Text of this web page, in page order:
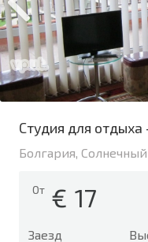
Студия для
Болгария,
От € 17
Заезд